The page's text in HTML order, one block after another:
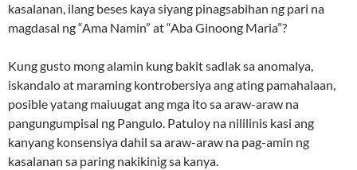
kasalanan, ilang beses kaya siyang pinagsabihan ng pari na
magdasal ng “Ama Namin” at “Aba Ginoong Maria”?
Kung gusto mong alamin kung bakit sadlak sa anomalya,
iskandalo at maraming kontrobersiya ang ating pamahalaan,
posible yatang maiuugat ang mga ito sa araw-araw na
pangungumpisal ng Pangulo. Patuloy na nililinis kasi ang
kanyang konsensiya dahil sa araw-araw na pag-amin ng
kasalanan sa paring nakikinig sa kanya.